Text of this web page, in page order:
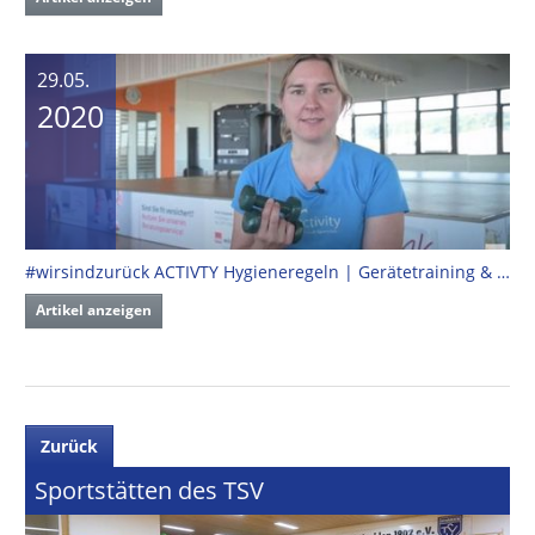
29.05.
2020
#wirsindzurück ACTIVTY Hygieneregeln | Gerätetraining & Kursbetrieb Indoor
Artikel anzeigen
Zurück
Sportstätten des TSV